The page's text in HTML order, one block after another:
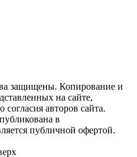
защищены. Копирование и
на сайте,
авторов сайта.
в
публичной офертой.